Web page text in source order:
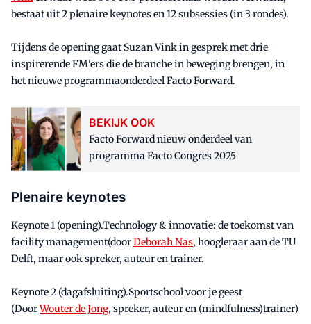
bestaat uit 2 plenaire keynotes en 12 subsessies (in 3 rondes).
Tijdens de opening gaat Suzan Vink in gesprek met drie
inspirerende FM'ers die de branche in beweging brengen, in
het nieuwe programmaonderdeel Facto Forward.
BEKIJK OOK
Facto Forward nieuw onderdeel van
programma Facto Congres 2025
Plenaire keynotes
Keynote 1 (opening).Technology & innovatie: de toekomst van
facility management(doorDeborah Nas, hoogleraar aan de TU
Delft, maar ook spreker, auteur en trainer.
Keynote 2 (dagafsluiting).Sportschool voor je geest
(DoorWouter de Jong, spreker, auteur en (mindfulness)trainer)